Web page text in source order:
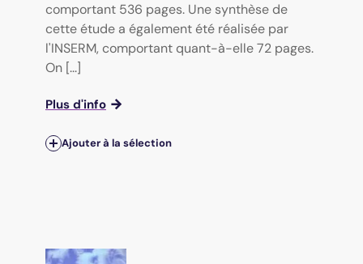
comportant 536 pages. Une synthèse de
cette étude a également été réalisée par
l'INSERM, comportant quant-à-elle 72 pages.
On [...]
Plus d'info
Ajouter à la sélection